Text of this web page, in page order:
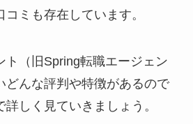
ミも存在しています。
ト（旧Spring転職エージェン
どんな評判や特徴があるので
詳しく見ていきましょう。